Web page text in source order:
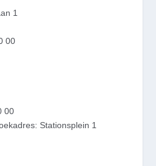
1
00
00
Stationsplein 1